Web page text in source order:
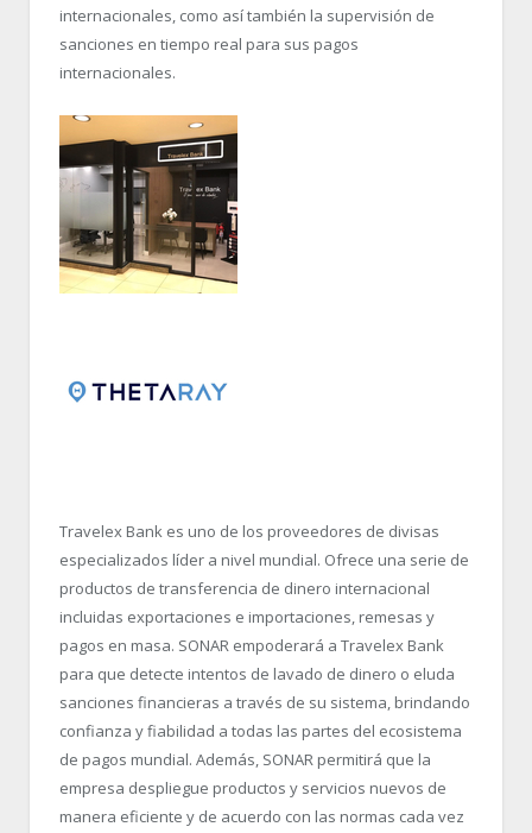
internacionales, como así también la supervisión de
sanciones en tiempo real para sus pagos
internacionales.
Travelex Bank es uno de los proveedores de divisas
especializados líder a nivel mundial. Ofrece una serie de
productos de transferencia de dinero internacional
incluidas exportaciones e importaciones, remesas y
pagos en masa. SONAR empoderará a Travelex Bank
para que detecte intentos de lavado de dinero o eluda
sanciones financieras a través de su sistema, brindando
confianza y fiabilidad a todas las partes del ecosistema
de pagos mundial. Además, SONAR permitirá que la
empresa despliegue productos y servicios nuevos de
manera eficiente y de acuerdo con las normas cada vez